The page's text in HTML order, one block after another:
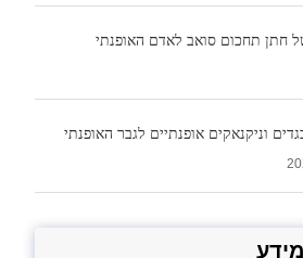
חתן תחכום סואב לאדם האופנתי
וניקנאקים אופנתיים לגבר האופנתי